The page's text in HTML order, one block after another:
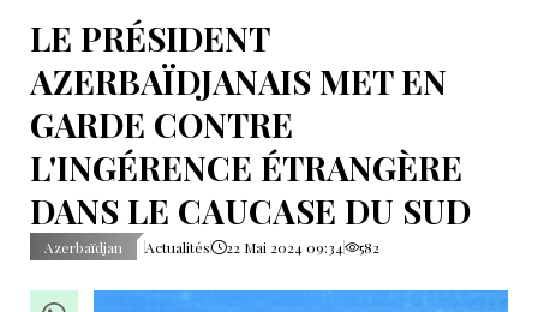
LE PRÉSIDENT
AZERBAÏDJANAIS MET EN
GARDE CONTRE
L'INGÉRENCE ÉTRANGÈRE
DANS LE CAUCASE DU SUD
Azerbaïdjan Actualités 22 Mai 2024 09:34 582